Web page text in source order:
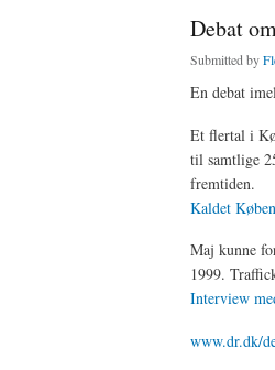
Debat
Submitted by
En debat
Et flertal i
til samtlige
fremtiden.
Kaldet
Maj kunne
1999.
Interview
www.dr.dk/